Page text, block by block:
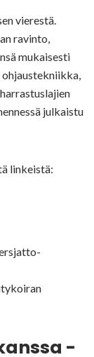
vierestä.
ravinto,
mukaisesti
julkaistu
linkeistä:
-